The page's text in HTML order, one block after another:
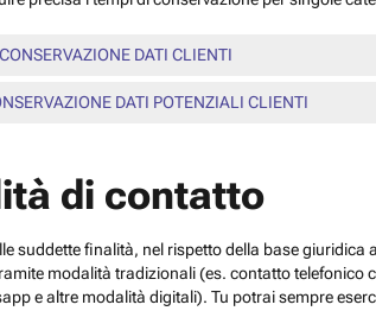
DATI CLIENTI
DATI POTENZIALI CLIENTI
di contatto
suddette finalità, nel rispetto della base
modalità tradizionali (es. contatto telefonico
e altre modalità digitali). Tu potrai sempre